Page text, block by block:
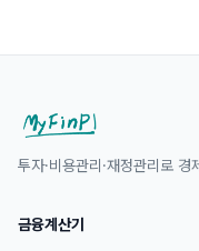
투자·비용관리·재정관리로
금융계산기